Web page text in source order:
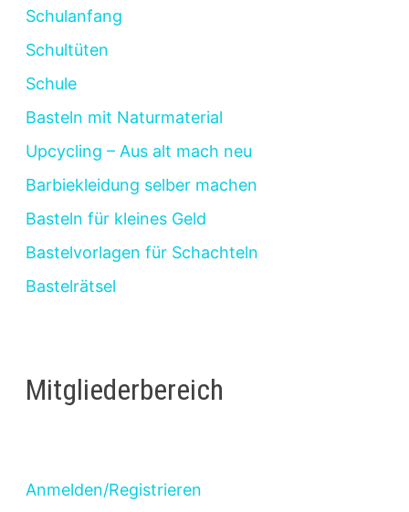
Schulanfang
Schultüten
Schule
Basteln mit Naturmaterial
Upcycling – Aus alt mach neu
Barbiekleidung selber machen
Basteln für kleines Geld
Bastelvorlagen für Schachteln
Bastelrätsel
Mitgliederbereich
Anmelden/Registrieren